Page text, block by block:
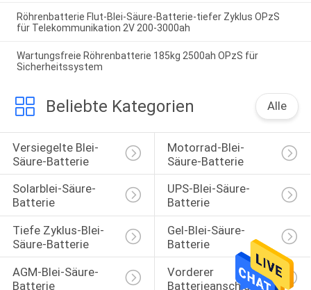
Röhrenbatterie Flut-Blei-Säure-Batterie-tiefer Zyklus OPzS
für Telekommunikation 2V 200-3000ah
Wartungsfreie Röhrenbatterie 185kg 2500ah OPzS für
Sicherheitssystem
Beliebte Kategorien Alle
Versiegelte Blei-
Säure-Batterie
Motorrad-Blei-
Säure-Batterie
Solarblei-Säure-
Batterie
UPS-Blei-Säure-
Batterie
Tiefe Zyklus-Blei-
Säure-Batterie
Gel-Blei-Säure-
Batterie
AGM-Blei-Säure-
Batterie
Vorderer
Batterieanschluss